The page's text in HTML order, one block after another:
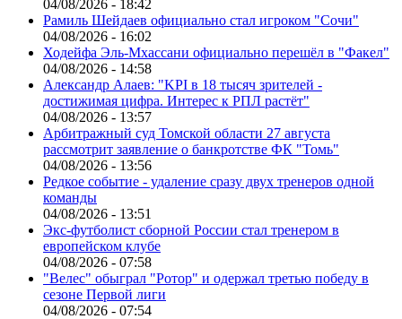
04/08/2026 - 18:42
Рамиль Шейдаев официально стал игроком "Сочи"
04/08/2026 - 16:02
Ходейфа Эль-Мхассани официально перешёл в "Факел"
04/08/2026 - 14:58
Александр Алаев: "KPI в 18 тысяч зрителей -
достижимая цифра. Интерес к РПЛ растёт"
04/08/2026 - 13:57
Арбитражный суд Томской области 27 августа
рассмотрит заявление о банкротстве ФК "Томь"
04/08/2026 - 13:56
Редкое событие - удаление сразу двух тренеров одной
команды
04/08/2026 - 13:51
Экс-футболист сборной России стал тренером в
европейском клубе
04/08/2026 - 07:58
"Велес" обыграл "Ротор" и одержал третью победу в
сезоне Первой лиги
04/08/2026 - 07:54